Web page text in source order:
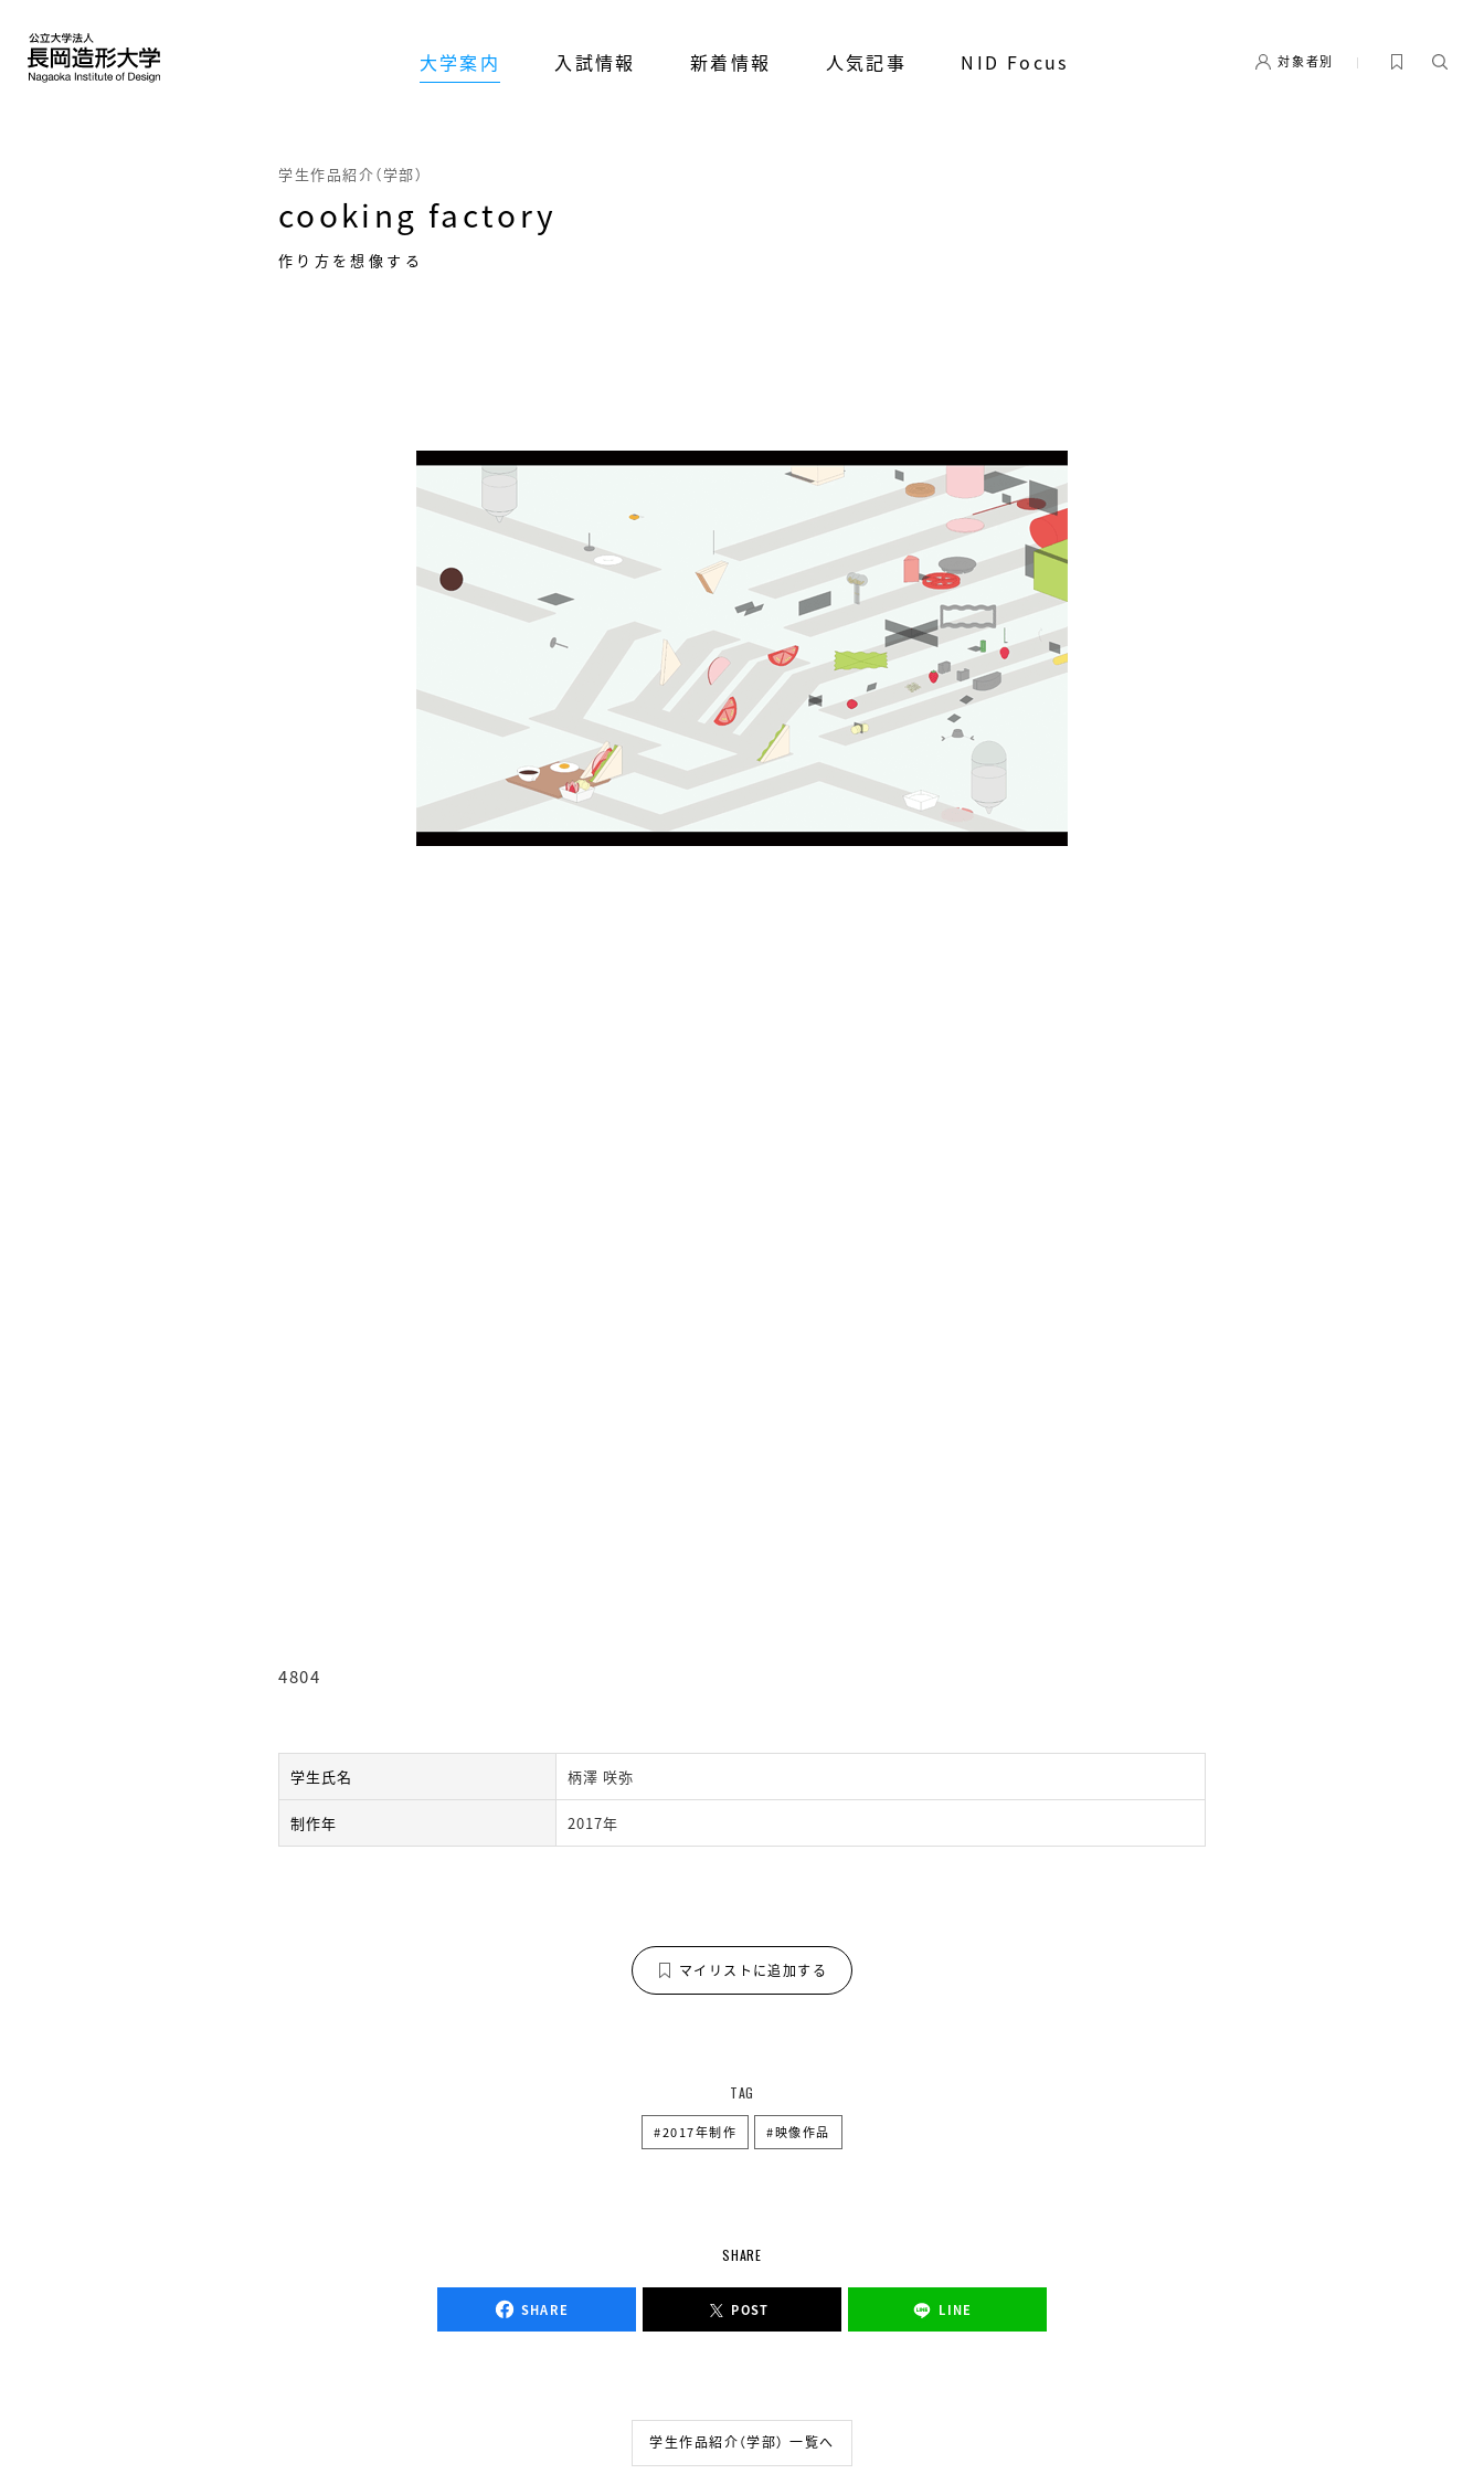
大学案内 入試情報 新着情報 人気記事 NID Focus 対象者別
学生作品紹介（学部）
cooking factory
作り方を想像する
4804
学生氏名 柄澤 咲弥
制作年 2017年
マイリストに追加する
TAG
2017年制作 映像作品
SHARE
SHARE POST LINE
学生作品紹介（学部） 一覧へ